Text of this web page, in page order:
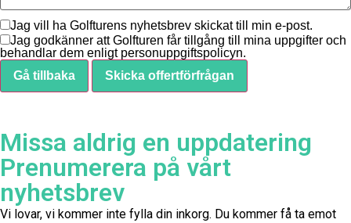
Jag vill ha Golfturens nyhetsbrev skickat till min e-post.
Jag godkänner att Golfturen får tillgång till mina uppgifter och
behandlar dem enligt personuppgiftspolicyn.
Gå tillbaka
Skicka offertförfrågan
Missa aldrig en uppdatering
Prenumerera på vårt
nyhetsbrev
Vi lovar, vi kommer inte fylla din inkorg. Du kommer få ta emot